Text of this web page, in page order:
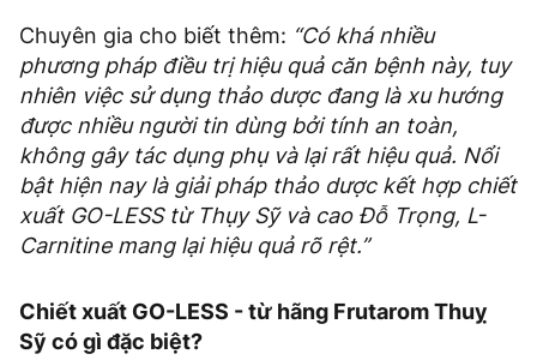
Chuyên gia cho biết thêm: “Có khá nhiều
phương pháp điều trị hiệu quả căn bệnh này, tuy
nhiên việc sử dụng thảo dược đang là xu hướng
được nhiều người tin dùng bởi tính an toàn,
không gây tác dụng phụ và lại rất hiệu quả. Nổi
bật hiện nay là giải pháp thảo dược kết hợp chiết
xuất GO-LESS từ Thụy Sỹ và cao Đỗ Trọng, L-
Carnitine mang lại hiệu quả rõ rệt.”
Chiết xuất GO-LESS - từ hãng Frutarom Thuỵ
Sỹ có gì đặc biệt?